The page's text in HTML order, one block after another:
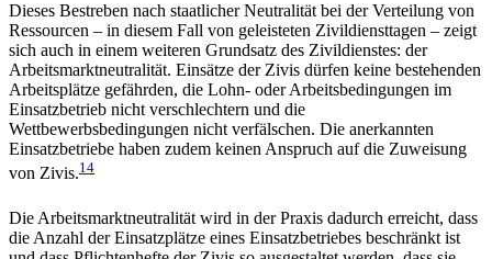
Dieses Bestreben nach staatlicher Neutralität bei der Verteilung von
Ressourcen – in diesem Fall von geleisteten Zivildiensttagen – zeigt
sich auch in einem weiteren Grundsatz des Zivildienstes: der
Arbeitsmarktneutralität. Einsätze der Zivis dürfen keine bestehenden
Arbeitsplätze gefährden, die Lohn- oder Arbeitsbedingungen im
Einsatzbetrieb nicht verschlechtern und die
Wettbewerbsbedingungen nicht verfälschen. Die anerkannten
Einsatzbetriebe haben zudem keinen Anspruch auf die Zuweisung
von Zivis.14
Die Arbeitsmarktneutralität wird in der Praxis dadurch erreicht, dass
die Anzahl der Einsatzplätze eines Einsatzbetriebes beschränkt ist